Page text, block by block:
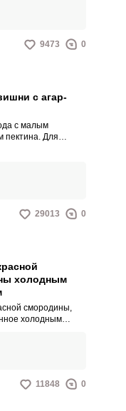
без вкраплений
9473 0
с агар-
с малым
пектина. Для
29013 0
холодным
смородины,
холодным
свежих ягод.
за счет
11848 0